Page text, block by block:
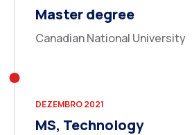
Master degree
Canadian National University
DEZEMBRO 2021
MS, Technology